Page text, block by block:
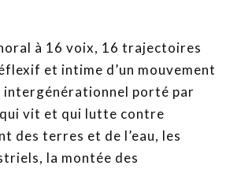
à 16 voix, 16 trajectoires
et intime d’un mouvement
intergénérationnel porté par
qui vit et qui lutte contre
des terres et de l’eau, les
la montée des